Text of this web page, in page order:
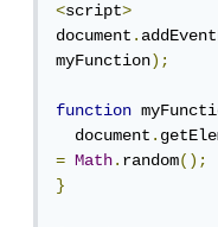
<script>
document.
myFunction);
function
document.
=
Math.random();
}